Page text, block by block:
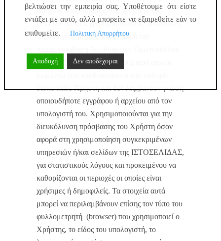
στοιχεία αναγνώρισης των χρηστών της
ΙΣΤΟΣΕΛΙΔΑΣ χρησιμοποιώντας αντίστοιχες
τεχνολογίες, όπως cookies ή/και την
Internet (IP). Τα cookies είναι μικρά αρχεία
δίσκο κάθε Χρήστη και δεν λαμβάνουν γνώση
οποιουδήποτε εγγράφου ή αρχείου από τον
υπολογιστή του. Χρησιμοποιούνται για την
διευκόλυνση πρόσβασης του Χρήστη όσον
αφορά στη χρησιμοποίηση συγκεκριμένων
υπηρεσιών ή/και σελίδων της ΙΣΤΟΣΕΛΙΔΑΣ,
για στατιστικούς λόγους και προκειμένου να
καθορίζονται οι περιοχές οι οποίες είναι
χρήσιμες ή δημοφιλείς. Τα στοιχεία αυτά
μπορεί να περιλαμβάνουν επίσης τον τύπο του
φυλλομετρητή (browser) που χρησιμοποιεί ο
Χρήστης, το είδος του υπολογιστή, το
βελτιώσει την εμπειρία σας. Υποθέτουμε ότι είστε
εντάξει με αυτό, αλλά μπορείτε να εξαιρεθείτε εάν το
επιθυμείτε.
Πολιτική Απορρήτου
Αποδοχή Δεν αποδέχομαι